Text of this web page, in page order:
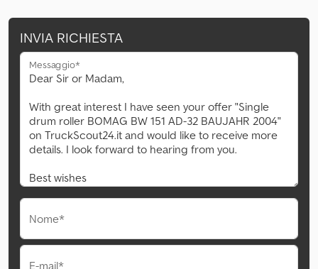
INVIA RICHIESTA
Messaggio*
Nome*
E-mail*